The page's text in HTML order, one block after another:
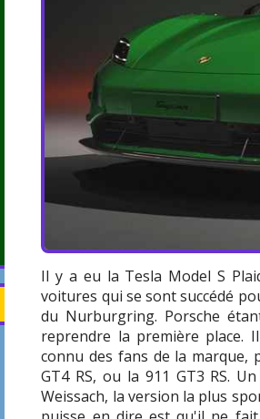
Il y a eu la Tesla Model S
voitures qui se sont succédé
du Nurburgring. Porsche
reprendre la première place.
connu des fans de la marque,
GT4 RS, ou la 911 GT3 RS.
Weissach, la version la plus